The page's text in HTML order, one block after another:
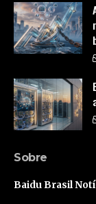
Sobre
Baidu Brasil